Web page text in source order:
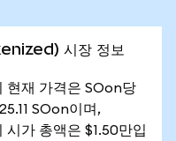
시장 정보
재 가격은 SOon당
SOon이며,
가 총액은 $1.50만입